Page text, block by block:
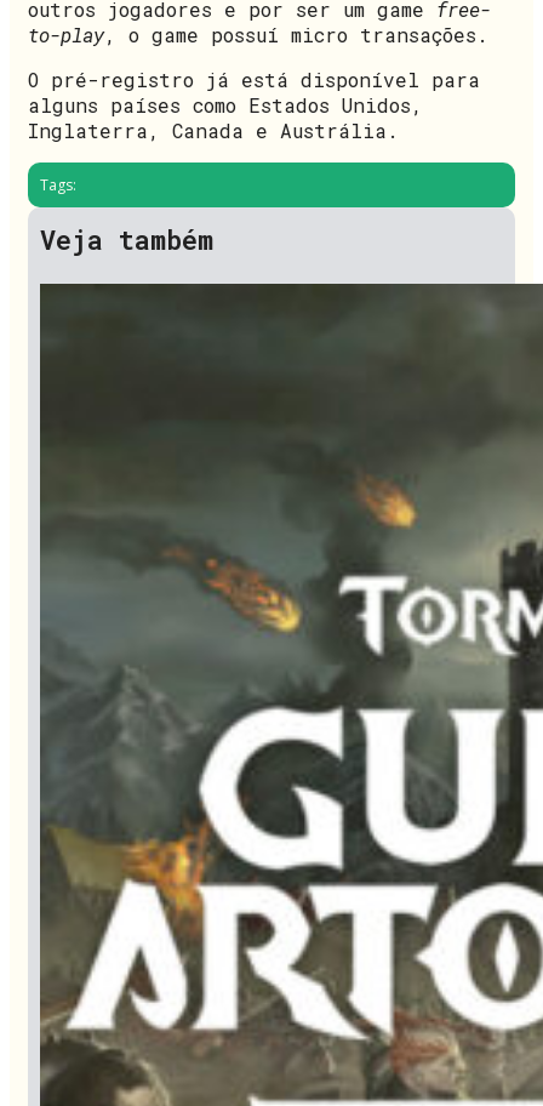
outros jogadores e por ser um game free-
to-play, o game possuí micro transações.
O pré-registro já está disponível para
alguns países como Estados Unidos,
Inglaterra, Canada e Austrália.
Tags:
Veja também